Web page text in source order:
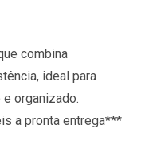
combina
ideal para
organizado.
a pronta entrega***